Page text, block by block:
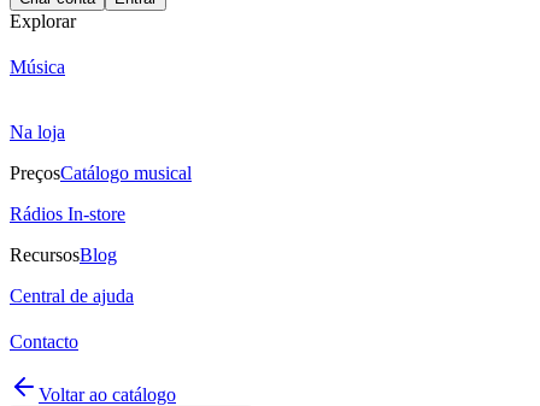
Explorar
Música
Na loja
PreçosCatálogo musical
Rádios In-store
RecursosBlog
Central de ajuda
Contacto
Voltar ao catálogo